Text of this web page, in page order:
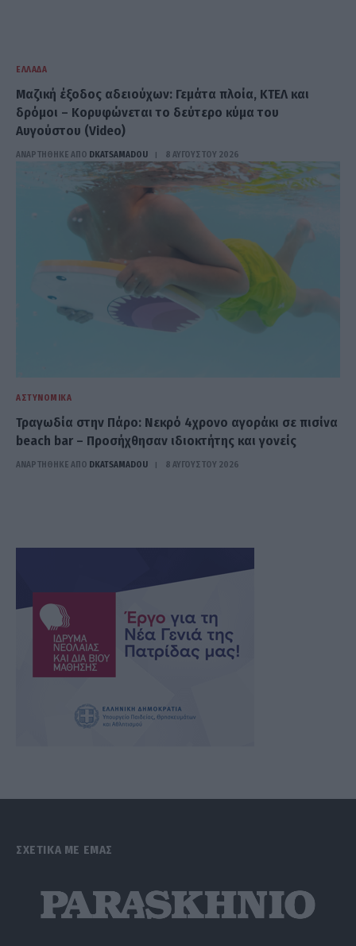
ΕΛΛΆΔΑ
Μαζική έξοδος αδειούχων: Γεμάτα πλοία, ΚΤΕΛ και
δρόμοι – Κορυφώνεται το δεύτερο κύμα του
Αυγούστου (Video)
ΑΝΑΡΤΗΘΗΚΕ ΑΠΟ DKATSAMADOU 8 ΑΥΓΟΎΣΤΟΥ 2026
ΑΣΤΥΝΟΜΙΚΆ
Τραγωδία στην Πάρο: Νεκρό 4χρονο αγοράκι σε πισίνα
beach bar – Προσήχθησαν ιδιοκτήτης και γονείς
ΑΝΑΡΤΗΘΗΚΕ ΑΠΟ DKATSAMADOU 8 ΑΥΓΟΎΣΤΟΥ 2026
ΣΧΕΤΙΚΑ ΜΕ ΕΜΑΣ